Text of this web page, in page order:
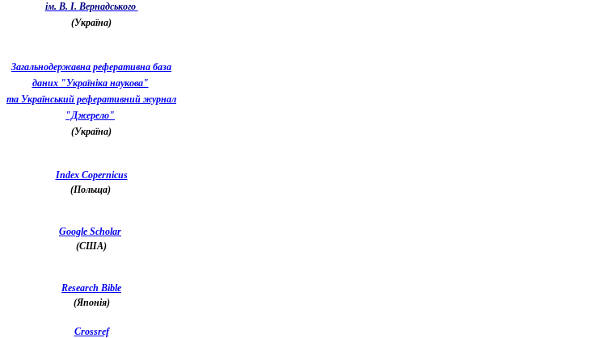
ім. В. І. Вернадського
(Україна)
Загальнодержавна реферативна база
даних "Україніка наукова"
та Український реферативний журнал
"Джерело"
(Україна)
Index Copernicus
(Польща)
Google Scholar
(США)
Research Bible
(Японія)
Crossref